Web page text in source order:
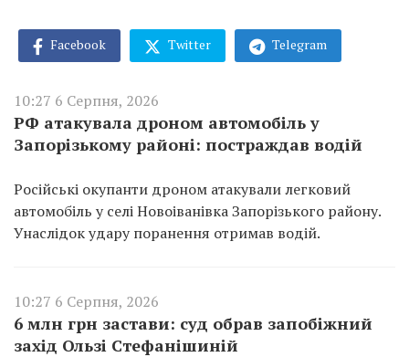
Facebook Twitter Telegram
10:27 6 Серпня, 2026
РФ атакувала дроном автомобіль у
Запорізькому районі: постраждав водій
Російські окупанти дроном атакували легковий
автомобіль у селі Новоіванівка Запорізького району.
Унаслідок удару поранення отримав водій.
10:27 6 Серпня, 2026
6 млн грн застави: суд обрав запобіжний
захід Ользі Стефанішиній